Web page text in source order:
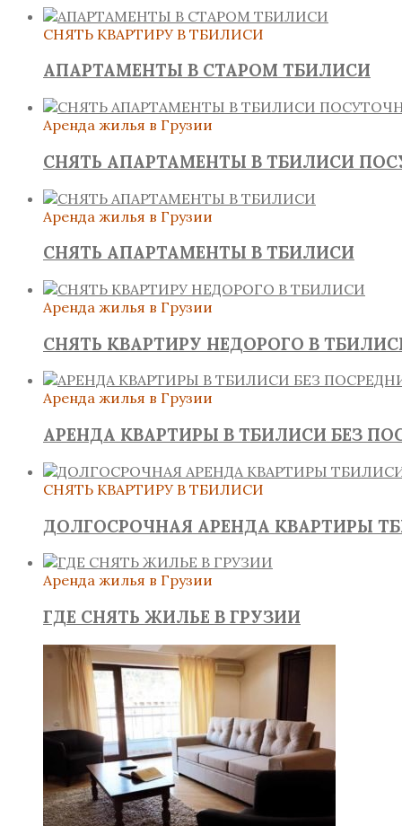
СНЯТЬ КВАРТИРУ В ТБИЛИСИ
АПАРТАМЕНТЫ В СТАРОМ ТБИЛИСИ
Аренда жилья в Грузии
СНЯТЬ АПАРТАМЕНТЫ В ТБИЛИСИ
Аренда жилья в Грузии
СНЯТЬ АПАРТАМЕНТЫ В ТБИЛИСИ
Аренда жилья в Грузии
СНЯТЬ КВАРТИРУ НЕДОРОГО В
Аренда жилья в Грузии
АРЕНДА КВАРТИРЫ В ТБИЛИСИ БЕЗ
СНЯТЬ КВАРТИРУ В ТБИЛИСИ
ДОЛГОСРОЧНАЯ АРЕНДА КВАРТИРЫ
Аренда жилья в Грузии
ГДЕ СНЯТЬ ЖИЛЬЕ В ГРУЗИИ